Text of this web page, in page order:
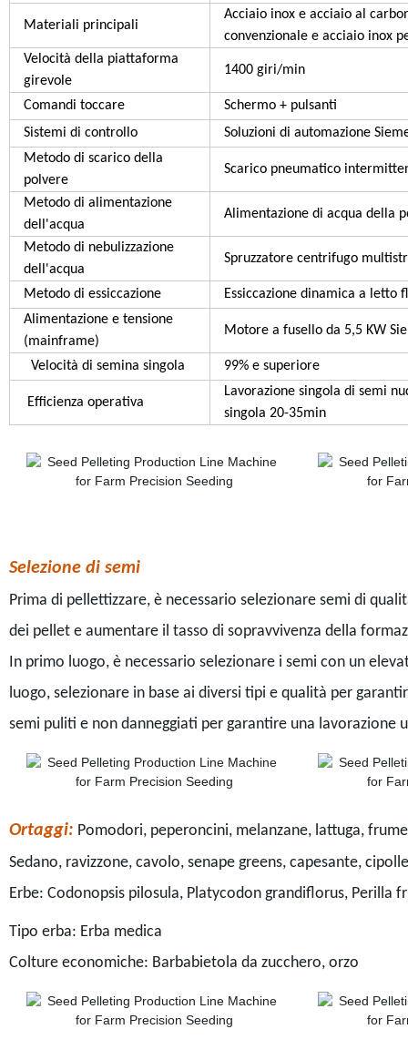
Materiali principali
Acciaio inox e acciaio al
convenzionale e acciaio inox
Velocità della piattaforma
girevole
1400 giri/min
Comandi toccare
Schermo + pulsanti
Sistemi di controllo
Soluzioni di automazione
Metodo di scarico della
polvere
Scarico pneumatico
Metodo di alimentazione
dell'acqua
Alimentazione di acqua della
Metodo di nebulizzazione
dell'acqua
Spruzzatore centrifugo
Metodo di essiccazione
Essiccazione dinamica a letto
Alimentazione e tensione
(mainframe)
Motore a fusello da 5,5 KW
Velocità di semina singola 99% e superiore
Efficienza operativa
Lavorazione singola di semi
singola 20-35min
Selezione di semi
Prima di pellettizzare, è necessario selezionare semi di
dei pellet e aumentare il tasso di sopravvivenza della
In primo luogo, è necessario selezionare i semi con un
luogo, selezionare in base ai diversi tipi e qualità per
semi puliti e non danneggiati per garantire una lavorazione
Ortaggi: Pomodori, peperoncini, melanzane, lattuga,
Sedano, ravizzone, cavolo, senape greens, capesante,
Erbe: Codonopsis pilosula, Platycodon grandiflorus, Perilla
Tipo erba: Erba medica
Colture economiche: Barbabietola da zucchero, orzo